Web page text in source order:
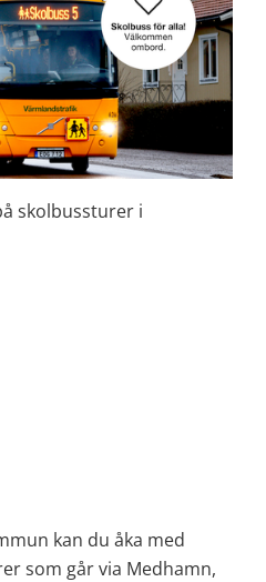
skolbussturer i
kan du åka med
som går via Medhamn,